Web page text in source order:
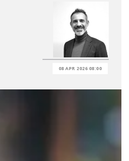
08 APR 2026 08:00